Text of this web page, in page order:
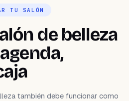
TU SALÓN
de belleza
también debe funcionar como